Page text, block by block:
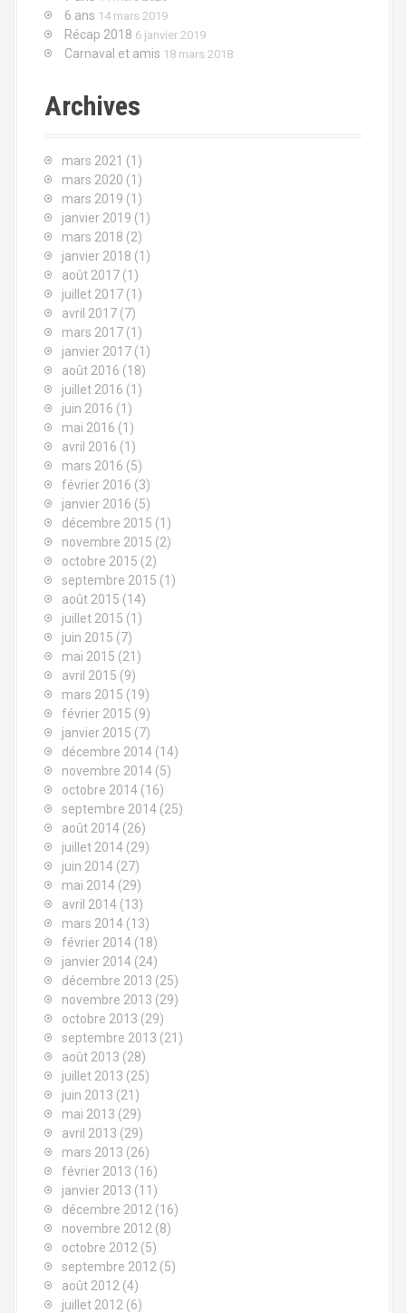
6 ans 14 mars 2019
Récap 2018 6 janvier 2019
Carnaval et amis 18 mars 2018
Archives
mars 2021 (1)
mars 2020 (1)
mars 2019 (1)
janvier 2019 (1)
mars 2018 (2)
janvier 2018 (1)
août 2017 (1)
juillet 2017 (1)
avril 2017 (7)
mars 2017 (1)
janvier 2017 (1)
août 2016 (18)
juillet 2016 (1)
juin 2016 (1)
mai 2016 (1)
avril 2016 (1)
mars 2016 (5)
février 2016 (3)
janvier 2016 (5)
décembre 2015 (1)
novembre 2015 (2)
octobre 2015 (2)
septembre 2015 (1)
août 2015 (14)
juillet 2015 (1)
juin 2015 (7)
mai 2015 (21)
avril 2015 (9)
mars 2015 (19)
février 2015 (9)
janvier 2015 (7)
décembre 2014 (14)
novembre 2014 (5)
octobre 2014 (16)
septembre 2014 (25)
août 2014 (26)
juillet 2014 (29)
juin 2014 (27)
mai 2014 (29)
avril 2014 (13)
mars 2014 (13)
février 2014 (18)
janvier 2014 (24)
décembre 2013 (25)
novembre 2013 (29)
octobre 2013 (29)
septembre 2013 (21)
août 2013 (28)
juillet 2013 (25)
juin 2013 (21)
mai 2013 (29)
avril 2013 (29)
mars 2013 (26)
février 2013 (16)
janvier 2013 (11)
décembre 2012 (16)
novembre 2012 (8)
octobre 2012 (5)
septembre 2012 (5)
août 2012 (4)
juillet 2012 (6)